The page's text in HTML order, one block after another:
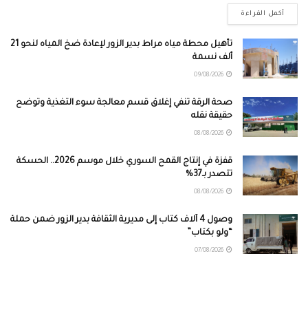
أكمل القراءة
تأهيل محطة مياه مراط بدير الزور لإعادة ضخ المياه لنحو 21
ألف نسمة
صحة الرقة تنفي إغلاق قسم معالجة سوء التغذية وتوضح
حقيقة نقله
قفزة في إنتاج القمح السوري خلال موسم 2026.. الحسكة
تتصدر بـ37%
وصول 4 آلاف كتاب إلى مديرية الثقافة بدير الزور ضمن حملة
“ولو بكتاب”